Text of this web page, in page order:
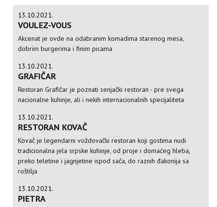
13.10.2021.
VOULEZ-VOUS
Akcenat je ovde na odabranim komadima starenog mesa,
dobrim burgerima i finim picama
13.10.2021.
GRAFIČAR
Restoran Grafičar je poznati senjački restoran - pre svega
nacionalne kuhinje, ali i nekih internacionalnih specijaliteta
13.10.2021.
RESTORAN KOVAČ
Kovač je legendarni voždovački restoran koji gostima nudi
tradicionalna jela srpske kuhinje, od proje i domaćeg hleba,
preko teletine i jagnjetine ispod sača, do raznih đakonija sa
roštilja
13.10.2021.
PIETRA